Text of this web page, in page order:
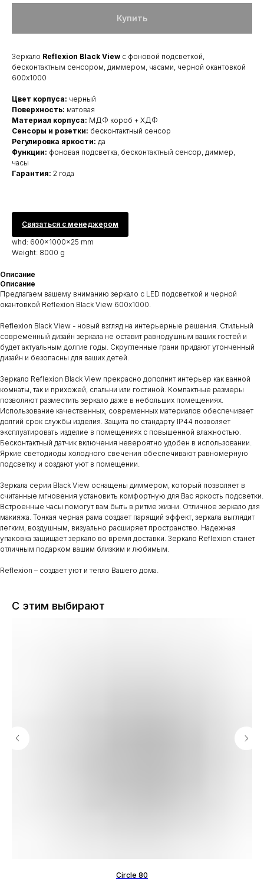
Купить
Зеркало Reflexion Black View с фоновой подсветкой,
бесконтактным сенсором, диммером, часами, черной окантовкой
600х1000
Цвет корпуса: черный
Поверхность: матовая
Материал корпуса: МДФ короб + ХДФ
Сенсоры и розетки: бесконтактный сенсор
Регулировка яркости: да
Функции: фоновая подсветка, бесконтактный сенсор, диммер,
часы
Гарантия: 2 года
Связаться с менеджером
whd: 600x1000x25 mm
Weight: 8000 g
Описание
Описание
Предлагаем вашему вниманию зеркало с LED подсветкой и черной
окантовкой Reflexion Black View 600х1000.
Reflexion Black View - новый взгляд на интерьерные решения. Стильный
современный дизайн зеркала не оставит равнодушным ваших гостей и
будет актуальным долгие годы. Скругленные грани придают утонченный
дизайн и безопасны для ваших детей.
Зеркало Reflexion Black View прекрасно дополнит интерьер как ванной
комнаты, так и прихожей, спальни или гостиной. Компактные размеры
позволяют разместить зеркало даже в небольших помещениях.
Использование качественных, современных материалов обеспечивает
долгий срок службы изделия. Защита по стандарту IP44 позволяет
эксплуатировать изделие в помещениях с повышенной влажностью.
Бесконтактный датчик включения невероятно удобен в использовании.
Яркие светодиоды холодного свечения обеспечивают равномерную
подсветку и создают уют в помещении.
Зеркала серии Black View оснащены диммером, который позволяет в
считанные мгновения установить комфортную для Вас яркость подсветки.
Встроенные часы помогут вам быть в ритме жизни. Отличное зеркало для
макияжа. Тонкая черная рама создает парящий эффект, зеркала выглядит
легким, воздушным, визуально расширяет пространство. Надежная
упаковка защищает зеркало во время доставки. Зеркало Reflexion станет
отличным подарком вашим близким и любимым.
Reflexion – создает уют и тепло Вашего дома.
С этим выбирают
Circle 80